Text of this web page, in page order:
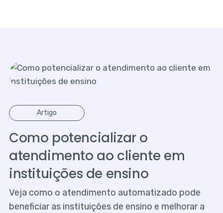
Artigo
Como potencializar o
atendimento ao cliente em
instituições de ensino
Veja como o atendimento automatizado pode
beneficiar as instituições de ensino e melhorar a